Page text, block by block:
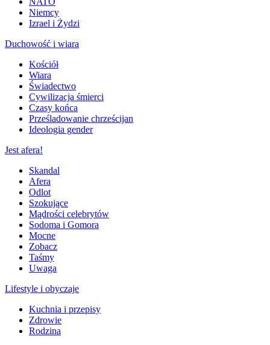
Niemcy
Izrael i Żydzi
Duchowość i wiara
Kościół
Wiara
Świadectwo
Cywilizacja śmierci
Czasy końca
Prześladowanie chrześcijan
Ideologia gender
Jest afera!
Skandal
Afera
Odlot
Szokujące
Mądrości celebrytów
Sodoma i Gomora
Mocne
Zobacz
Taśmy
Uwaga
Lifestyle i obyczaje
Kuchnia i przepisy
Zdrowie
Rodzina